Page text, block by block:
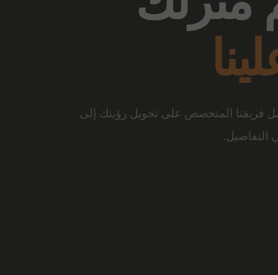
الفرق